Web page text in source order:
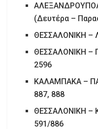
(Δευτέρα –
ΘΕΣΣΑΛΟΝΙΚΗ –
ΘΕΣΣΑΛΟΝΙΚΗ –
2596
ΚΑΛΑΜΠΑΚΑ –
887, 888
ΘΕΣΣΑΛΟΝΙΚΗ –
591/886